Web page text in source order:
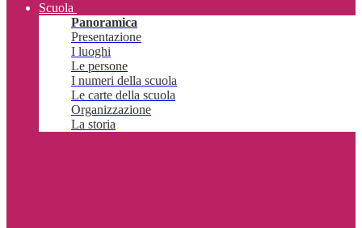
Scuola
Panoramica
Presentazione
I luoghi
Le persone
I numeri della scuola
Le carte della scuola
Organizzazione
La storia